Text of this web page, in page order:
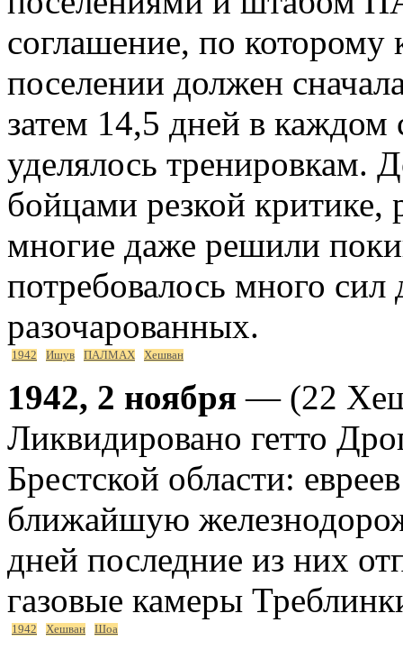
соглашение, по
поселении должен
затем 14,5 дней в
уделялось тренировкам.
бойцами резкой критике,
многие даже решили
потребовалось много сил
разочарованных.
1942 Ишув ПАЛМАХ Хешван
1942, 2 ноября — (22
Ликвидировано гетто
Брестской области:
ближайшую
дней последние из них
газовые камеры
1942 Хешван Шоа